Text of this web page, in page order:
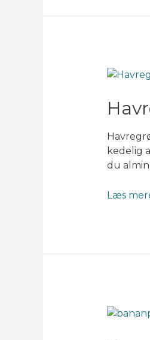
kedelig
du
Læs